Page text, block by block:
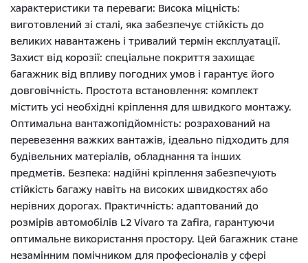
характеристики та переваги: Висока міцність:
виготовлений зі сталі, яка забезпечує стійкість до
великих навантажень і тривалий термін експлуатації.
Захист від корозії: спеціальне покриття захищає
багажник від впливу погодних умов і гарантує його
довговічність. Простота встановлення: комплект
містить усі необхідні кріплення для швидкого монтажу.
Оптимальна вантажопідйомність: розрахований на
перевезення важких вантажів, ідеально підходить для
будівельних матеріалів, обладнання та інших
предметів. Безпека: надійні кріплення забезпечують
стійкість багажу навіть на високих швидкостях або
нерівних дорогах. Практичність: адаптований до
розмірів автомобілів L2 Vivaro та Zafira, гарантуючи
оптимальне використання простору. Цей багажник стане
незамінним помічником для професіоналів у сфері